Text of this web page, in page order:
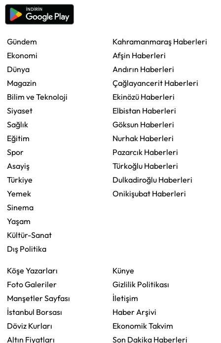
Gündem
Ekonomi
Dünya
Magazin
Bilim ve Teknoloji
Siyaset
Sağlık
Eğitim
Spor
Asayiş
Türkiye
Yemek
Sinema
Yaşam
Kültür-Sanat
Dış Politika
Kahramanmaraş Haberleri
Afşin Haberleri
Andırın Haberleri
Çağlayancerit Haberleri
Ekinözü Haberleri
Elbistan Haberleri
Göksun Haberleri
Nurhak Haberleri
Pazarcık Haberleri
Türkoğlu Haberleri
Dulkadiroğlu Haberleri
Onikişubat Haberleri
Köşe Yazarları
Foto Galeriler
Manşetler Sayfası
İstanbul Borsası
Döviz Kurları
Altın Fiyatları
Künye
Gizlilik Politikası
İletişim
Haber Arşivi
Ekonomik Takvim
Son Dakika Haberleri